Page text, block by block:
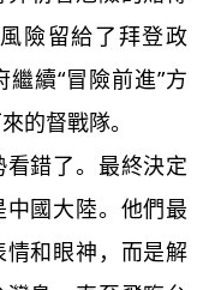
險留給了拜登政
續“冒險前進”方
的督戰隊。
錯了。最終決定
國大陸。他們最
和眼神，而是解